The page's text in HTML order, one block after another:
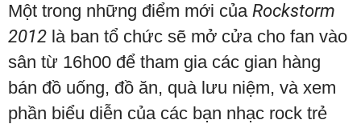
Một trong những điểm mới của Rockstorm
2012 là ban tổ chức sẽ mở cửa cho fan vào
sân từ 16h00 để tham gia các gian hàng
bán đồ uống, đồ ăn, quà lưu niệm, và xem
phần biểu diễn của các bạn nhạc rock trẻ